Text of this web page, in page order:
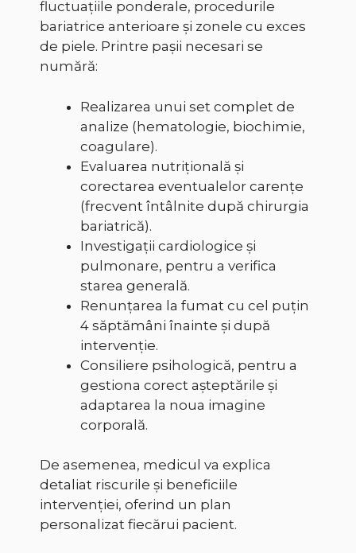
fluctuațiile ponderale, procedurile
bariatrice anterioare și zonele cu exces
de piele. Printre pașii necesari se
numără:
Realizarea unui set complet de
analize (hematologie, biochimie,
coagulare).
Evaluarea nutrițională și
corectarea eventualelor carențe
(frecvent întâlnite după chirurgia
bariatrică).
Investigații cardiologice și
pulmonare, pentru a verifica
starea generală.
Renunțarea la fumat cu cel puțin
4 săptămâni înainte și după
intervenție.
Consiliere psihologică, pentru a
gestiona corect așteptările și
adaptarea la noua imagine
corporală.
De asemenea, medicul va explica
detaliat riscurile și beneficiile
intervenției, oferind un plan
personalizat fiecărui pacient.